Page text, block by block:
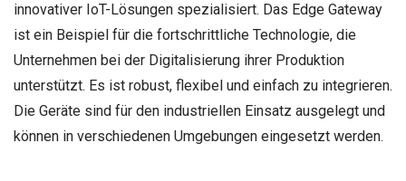
innovativer IoT-Lösungen spezialisiert. Das Edge Gateway
ist ein Beispiel für die fortschrittliche Technologie, die
Unternehmen bei der Digitalisierung ihrer Produktion
unterstützt. Es ist robust, flexibel und einfach zu integrieren.
Die Geräte sind für den industriellen Einsatz ausgelegt und
können in verschiedenen Umgebungen eingesetzt werden.